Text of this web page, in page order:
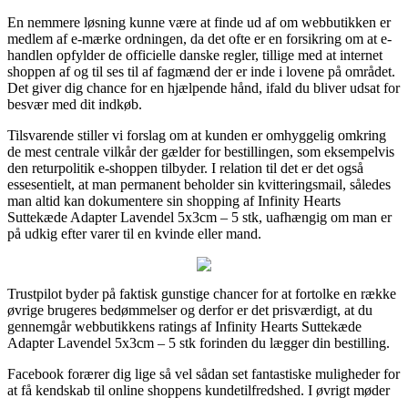
En nemmere løsning kunne være at finde ud af om webbutikken er
medlem af e-mærke ordningen, da det ofte er en forsikring om at e-
handlen opfylder de officielle danske regler, tillige med at internet
shoppen af og til ses til af fagmænd der er inde i lovene på området.
Det giver dig chance for en hjælpende hånd, ifald du bliver udsat for
besvær med dit indkøb.
Tilsvarende stiller vi forslag om at kunden er omhyggelig omkring
de mest centrale vilkår der gælder for bestillingen, som eksempelvis
den returpolitik e-shoppen tilbyder. I relation til det er det også
essesentielt, at man permanent beholder sin kvitteringsmail, således
man altid kan dokumentere sin shopping af Infinity Hearts
Suttekæde Adapter Lavendel 5x3cm – 5 stk, uafhængig om man er
på udkig efter varer til en kvinde eller mand.
Trustpilot byder på faktisk gunstige chancer for at fortolke en række
øvrige brugeres bedømmelser og derfor er det prisværdigt, at du
gennemgår webbutikkens ratings af Infinity Hearts Suttekæde
Adapter Lavendel 5x3cm – 5 stk forinden du lægger din bestilling.
Facebook forærer dig lige så vel sådan set fantastiske muligheder for
at få kendskab til online shoppens kundetilfredshed. I øvrigt møder